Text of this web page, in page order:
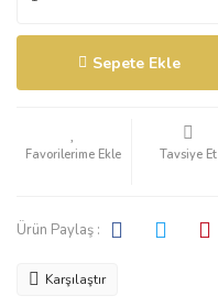
Sepete Ekle
Tavsiye Et
Ürün Paylaş :
Karşılaştır